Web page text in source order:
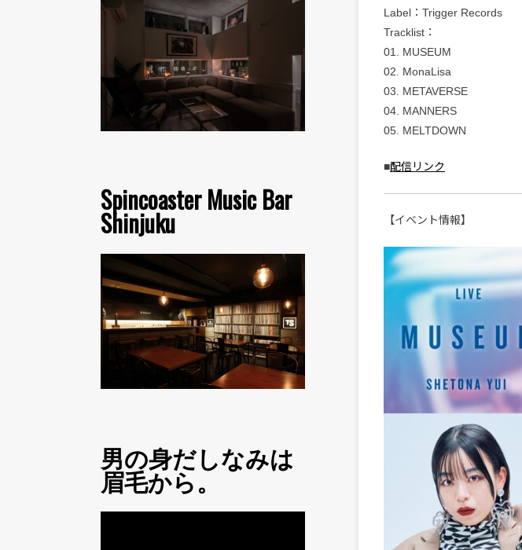
Spincoaster Music Bar
Shinjuku
男の身だしなみは
眉毛から。
Label：Trigger Records
Tracklist：
01. MUSEUM
02. MonaLisa
03. METAVERSE
04. MANNERS
05. MELTDOWN
■配信リンク
【イベント情報】